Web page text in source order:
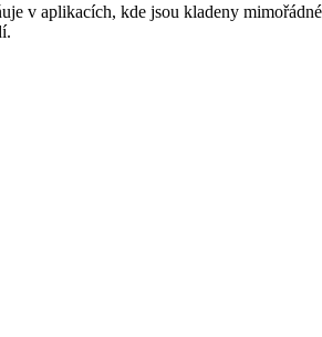
v aplikacích, kde jsou kladeny